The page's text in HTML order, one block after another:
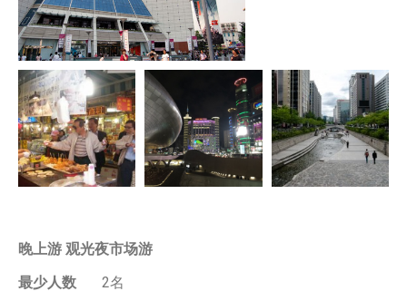
晚上游 观光夜市场游
最少人数 2名